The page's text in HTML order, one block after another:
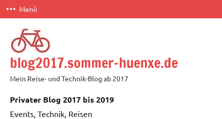
Zum
Inhalt
springen
Menü
blog2017.sommer-huenxe.de
Mein Reise- und Technik-Blog ab 2017
Privater Blog 2017 bis 2019
Events, Technik, Reisen